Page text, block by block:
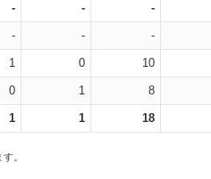
- - -
- - -
1 0 10
0 1 8
1 1 18
。